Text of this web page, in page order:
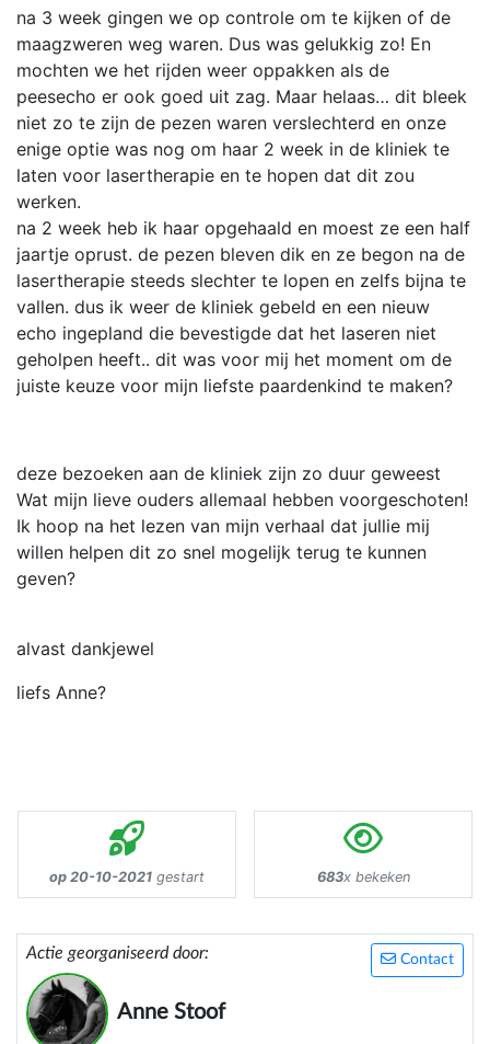
na 3 week gingen we op controle om te kijken of de
maagzweren weg waren. Dus was gelukkig zo! En
mochten we het rijden weer oppakken als de
peesecho er ook goed uit zag. Maar helaas… dit bleek
niet zo te zijn de pezen waren verslechterd en onze
enige optie was nog om haar 2 week in de kliniek te
laten voor lasertherapie en te hopen dat dit zou
werken.
na 2 week heb ik haar opgehaald en moest ze een half
jaartje oprust. de pezen bleven dik en ze begon na de
lasertherapie steeds slechter te lopen en zelfs bijna te
vallen. dus ik weer de kliniek gebeld en een nieuw
echo ingepland die bevestigde dat het laseren niet
geholpen heeft.. dit was voor mij het moment om de
juiste keuze voor mijn liefste paardenkind te maken?
deze bezoeken aan de kliniek zijn zo duur geweest
Wat mijn lieve ouders allemaal hebben voorgeschoten!
Ik hoop na het lezen van mijn verhaal dat jullie mij
willen helpen dit zo snel mogelijk terug te kunnen
geven?
alvast dankjewel
liefs Anne?
op 20-10-2021 gestart 683x bekeken
Contact
Actie georganiseerd door:
Anne Stoof